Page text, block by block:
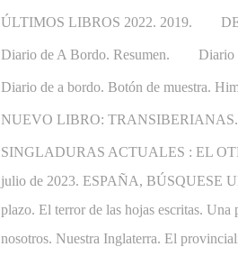
ÚLTIMOS LIBROS 2022. 2019.
Diario de A Bordo. Resumen. Diario
Diario de a bordo. Botón de muestra.
NUEVO LIBRO:
SINGLADURAS ACTUALES : EL
julio de 2023. ESPAÑA, BÚSQUESE
plazo. El terror de las hojas escritas.
nosotros. Nuestra Inglaterra. El